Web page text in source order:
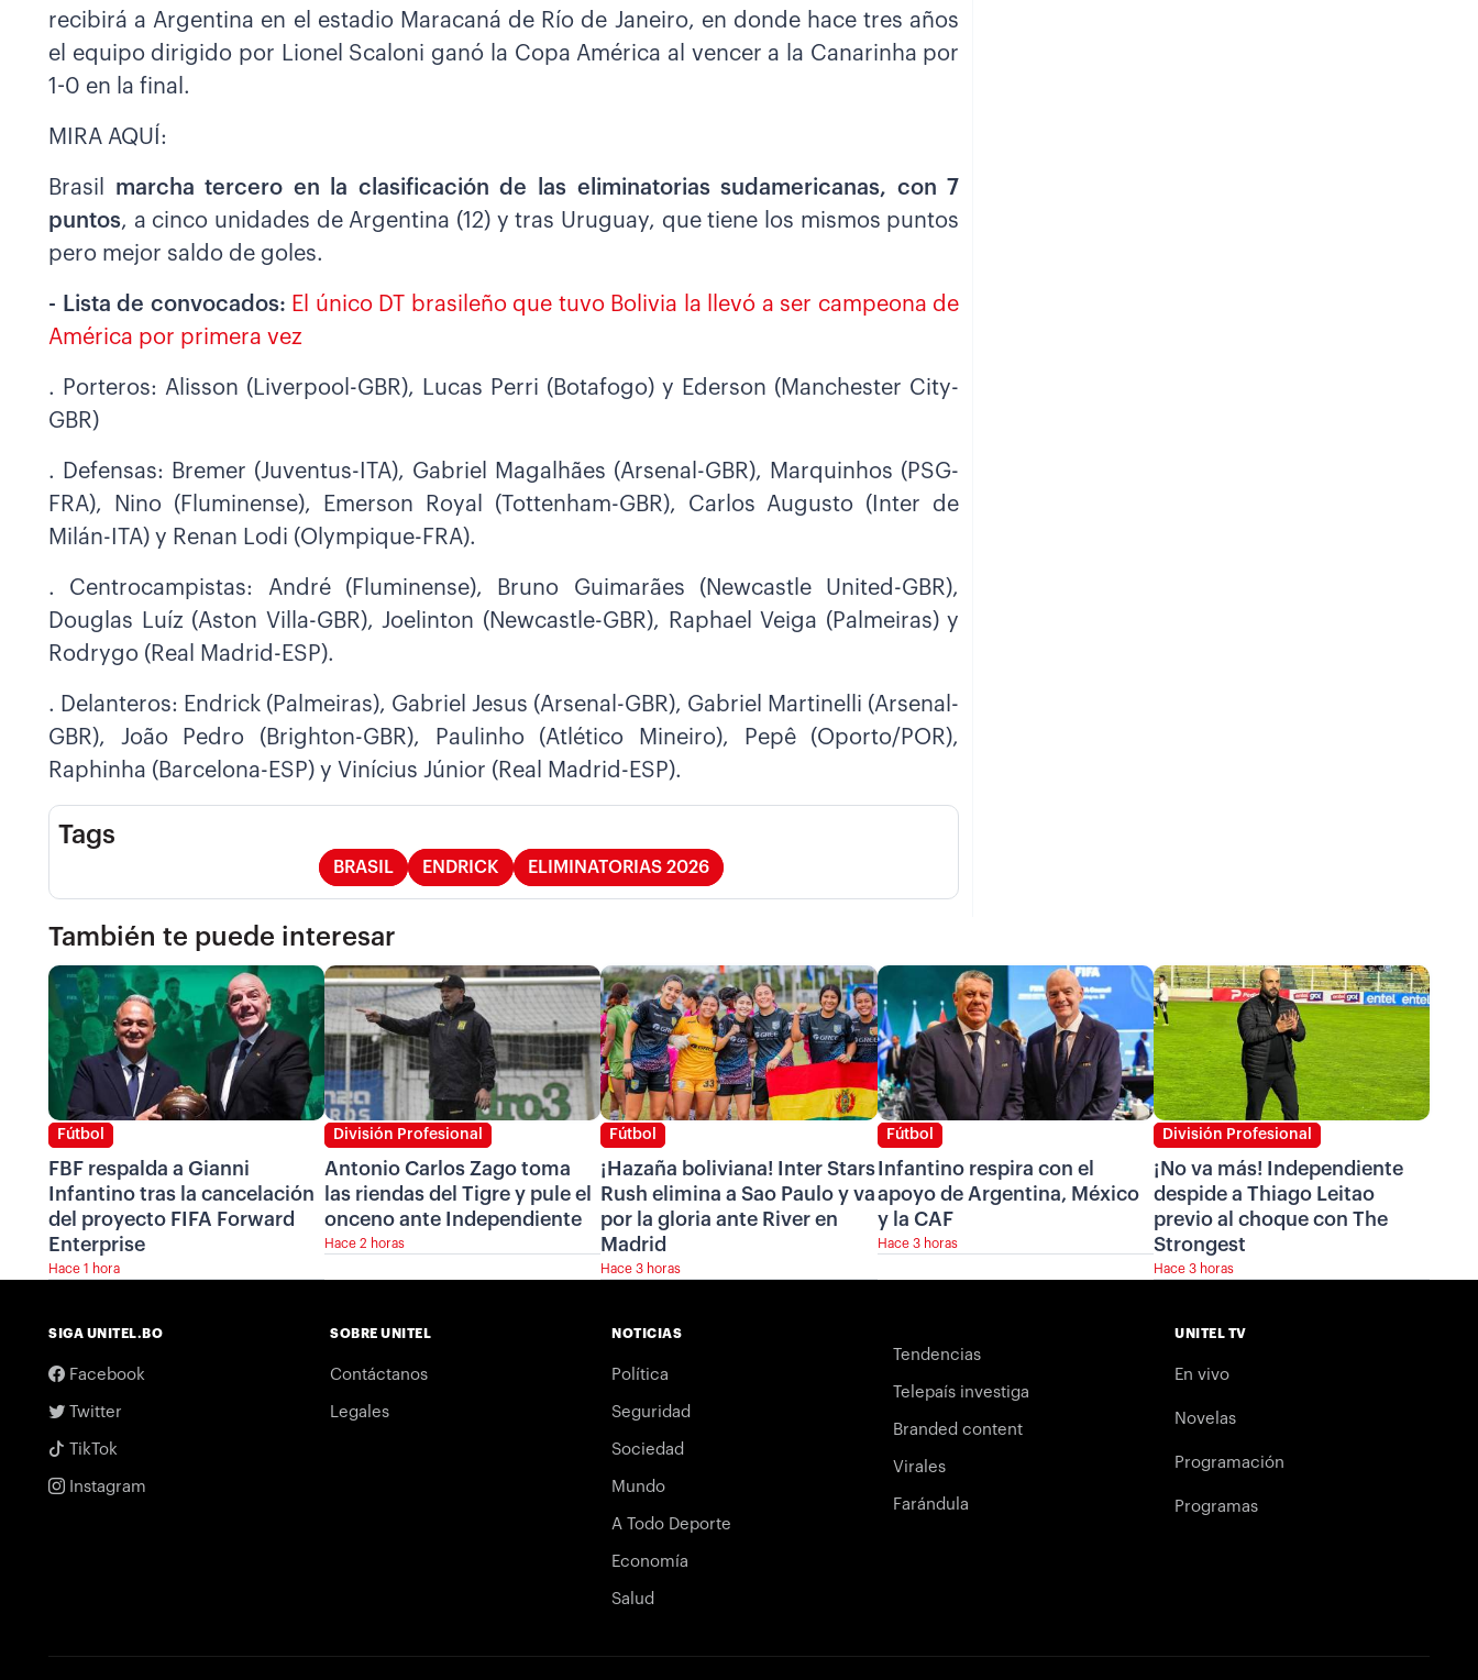
recibirá a Argentina en el estadio Maracaná de Río de Janeiro, en donde hace tres años
el equipo dirigido por Lionel Scaloni ganó la Copa América al vencer a la Canarinha por
1-0 en la final.
MIRA AQUÍ:
Brasil marcha tercero en la clasificación de las eliminatorias sudamericanas, con 7
puntos, a cinco unidades de Argentina (12) y tras Uruguay, que tiene los mismos puntos
pero mejor saldo de goles.
- Lista de convocados: El único DT brasileño que tuvo Bolivia la llevó a ser campeona de
América por primera vez
. Porteros: Alisson (Liverpool-GBR), Lucas Perri (Botafogo) y Ederson (Manchester City-
GBR)
. Defensas: Bremer (Juventus-ITA), Gabriel Magalhães (Arsenal-GBR), Marquinhos (PSG-
FRA), Nino (Fluminense), Emerson Royal (Tottenham-GBR), Carlos Augusto (Inter de
Milán-ITA) y Renan Lodi (Olympique-FRA).
. Centrocampistas: André (Fluminense), Bruno Guimarães (Newcastle United-GBR),
Douglas Luíz (Aston Villa-GBR), Joelinton (Newcastle-GBR), Raphael Veiga (Palmeiras) y
Rodrygo (Real Madrid-ESP).
. Delanteros: Endrick (Palmeiras), Gabriel Jesus (Arsenal-GBR), Gabriel Martinelli (Arsenal-
GBR), João Pedro (Brighton-GBR), Paulinho (Atlético Mineiro), Pepê (Oporto/POR),
Raphinha (Barcelona-ESP) y Vinícius Júnior (Real Madrid-ESP).
Tags
BRASIL ENDRICK ELIMINATORIAS 2026
También te puede interesar
Fútbol
FBF respalda a Gianni
Infantino tras la cancelación
del proyecto FIFA Forward
Enterprise
Hace 1 hora
División Profesional
Antonio Carlos Zago toma
las riendas del Tigre y pule el
onceno ante Independiente
Hace 2 horas
Fútbol
¡Hazaña boliviana! Inter Stars
Rush elimina a Sao Paulo y va
por la gloria ante River en
Madrid
Hace 3 horas
Fútbol
Infantino respira con el
apoyo de Argentina, México
y la CAF
Hace 3 horas
División Profesional
¡No va más! Independiente
despide a Thiago Leitao
previo al choque con The
Strongest
Hace 3 horas
SIGA UNITEL.BO
Facebook
Twitter
TikTok
Instagram
SOBRE UNITEL
Contáctanos
Legales
NOTICIAS
Política
Seguridad
Sociedad
Mundo
A Todo Deporte
Economía
Salud
Tendencias
Telepaís investiga
Branded content
Virales
Farándula
UNITEL TV
En vivo
Novelas
Programación
Programas